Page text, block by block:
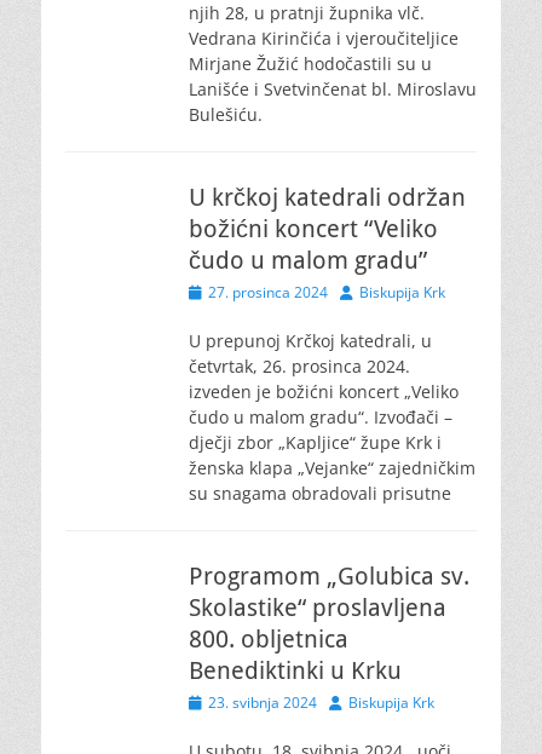
njih 28, u pratnji župnika vlč.
Vedrana Kirinčića i vjeroučiteljice
Mirjane Žužić hodočastili su u
Lanišće i Svetvinčenat bl. Miroslavu
Bulešiću.
U krčkoj katedrali održan
božićni koncert “Veliko
čudo u malom gradu”
Posted27. prosinca 2024 AuthorBiskupija Krk
U prepunoj Krčkoj katedrali, u
četvrtak, 26. prosinca 2024.
izveden je božićni koncert „Veliko
čudo u malom gradu“. Izvođači –
dječji zbor „Kapljice“ župe Krk i
ženska klapa „Vejanke“ zajedničkim
su snagama obradovali prisutne
Programom „Golubica sv.
Skolastike“ proslavljena
800. obljetnica
Benediktinki u Krku
Posted
23. svibnja 2024 AuthorBiskupija Krk